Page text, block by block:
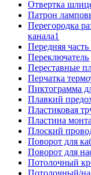
Отвертка
Патрон
Перегородка
канала1
Передняя
Переставные
Перчатка
Пиктограмма
Плавкий
Пластиковая
Пластина
Плоский
Поворот для
Поворот для
Потолочный
Потолочный/